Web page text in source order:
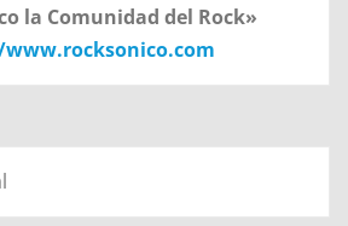
la Comunidad del Rock»